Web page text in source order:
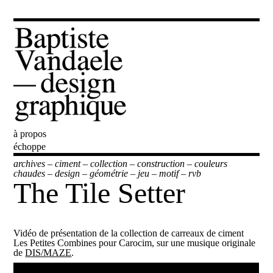
Baptiste Vandaele
à propos
échoppe
archives –ciment–collection –construction –couleurs
chaudes –design –géométrie – jeu –motif–rvb
The Tile Setter
Vidéo de présentation de la collection de carreaux de ciment
Les Petites Combines pour Carocim, sur une musique originale
deDIS/MAZE.